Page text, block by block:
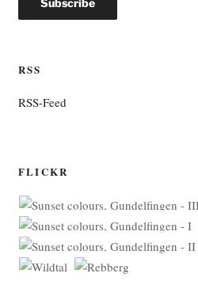
RSS
RSS-Feed
FLICKR